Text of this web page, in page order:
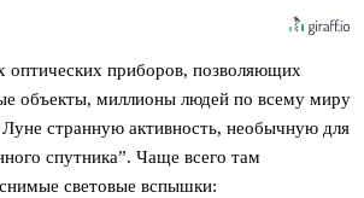
оптических приборов, позволяющих
объекты, миллионы людей по всему миру
Луне странную активность, необычную для
спутника”. Чаще всего там
световые вспышки: